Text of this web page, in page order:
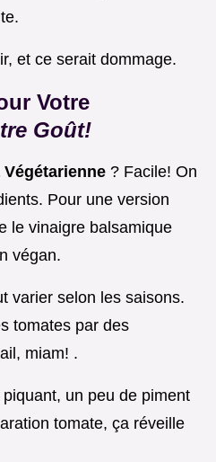
et ce serait dommage.
Votre
Goût!
? Facile! On
Pour une version
le vinaigre balsamique
végan.
varier selon les saisons.
tomates par des
miam! .
un peu de piment
tomate, ça réveille